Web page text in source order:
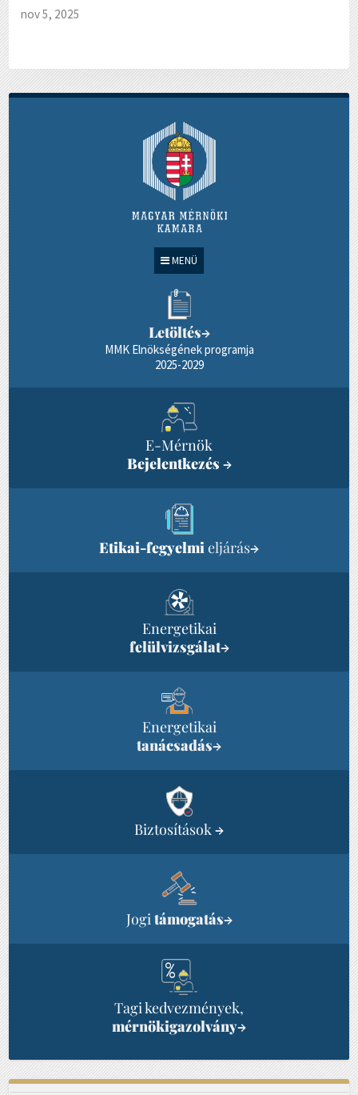
MENÜ
Letöltés→
MMK Elnökségének programja
2025-2029
E-Mérnök
Bejelentkezés →
Etikai-fegyelmi eljárás→
Energetikai
felülvizsgálat→
Energetikai
tanácsadás→
Biztosítások→
Jogi támogatás→
Tagi kedvezmények,
mérnökigazolvány→
nov 5, 2025